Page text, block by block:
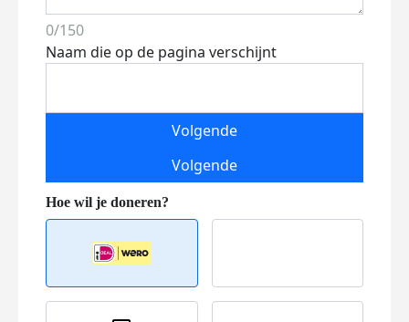
0/150
Naam die op de pagina verschijnt
Volgende
Volgende